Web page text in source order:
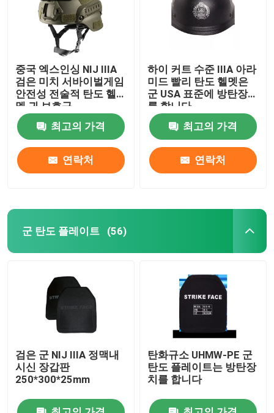
중국 엑스인싱 NIJ IIIA
검은 미치 서바이벌게임
안전성 전술적 탄도 헬
멧 귀 보호구
최고의 가격
연락처
하이 커트 수준 IIIA 아라
미드 빨리 탄도 헬멧은
군 USA 표준에 방탄장치
를 합니다
최고의 가격
연락처
군 탄도 플레이트 (56)
검은 군 NIJ IIIA 정맥내
시신 장갑판
250*300*25mm
탄화규소 UHMW-PE 군
탄도 플레이트는 방탄장
치를 합니다